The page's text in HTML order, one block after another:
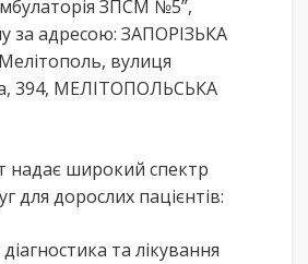
ЗПСМ №5”,
за адресою: ЗАПОРІЗЬКА
вулиця
394, МЕЛІТОПОЛЬСЬКА
надає широкий спектр
для дорослих пацієнтів:
та лікування